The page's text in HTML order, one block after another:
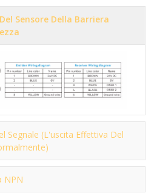
Sensore Della Barriera
Segnale (l'uscita Effettiva Del
NPN